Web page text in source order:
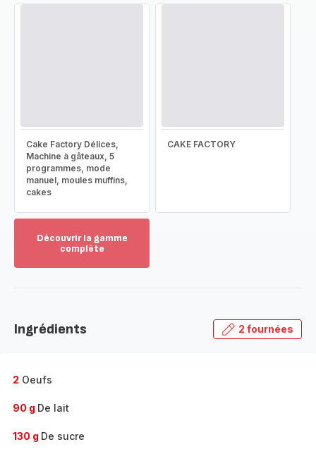
Cake Factory Délices,
Machine à gâteaux, 5
programmes, mode
manuel, moules muffins,
cakes
CAKE FACTORY
Découvrir la gamme
complète
gamme
Ingrédients 2 fournées
2 Oeufs
90 g De lait
130 g De sucre